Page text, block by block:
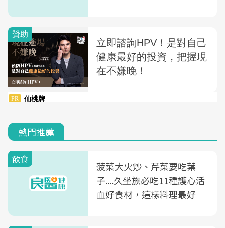
熱門推薦
飲食
菠菜大火炒、芹菜要吃葉
子....久坐族必吃11種護心活
血好食材，這樣料理最好